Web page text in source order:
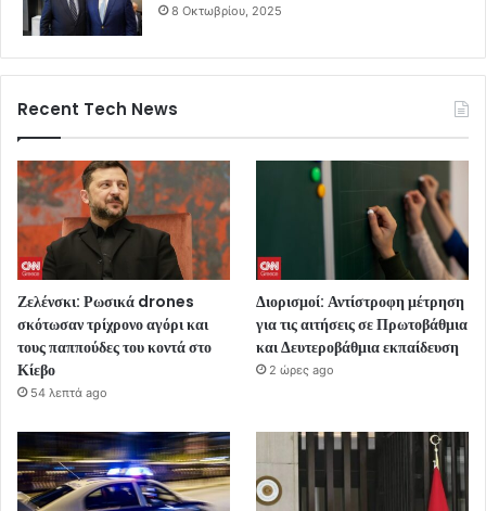
8 Οκτωβρίου, 2025
Recent Tech News
Ζελένσκι: Ρωσικά drones
σκότωσαν τρίχρονο αγόρι και
τους παππούδες του κοντά στο
Κίεβο
54 λεπτά ago
Διορισμοί: Αντίστροφη μέτρηση
για τις αιτήσεις σε Πρωτοβάθμια
και Δευτεροβάθμια εκπαίδευση
2 ώρες ago